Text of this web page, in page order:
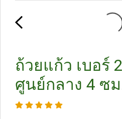
ถ้วยแก้ว เบอร์
ศูนย์กลาง 4 ซ